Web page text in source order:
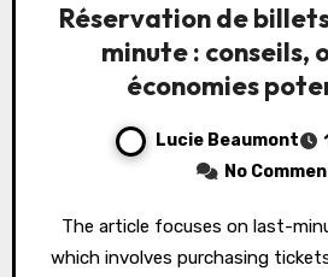
Réservation de
minute : conseils,
économies
Lucie Beaumont
No
The article focuses on last-minute ticket booking,
which involves purchasing